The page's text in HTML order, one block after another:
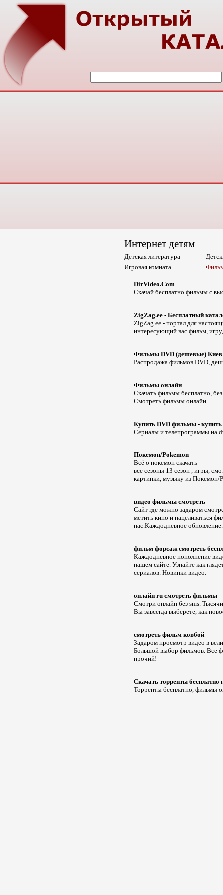
Интернет детям
Детская литература
Игровая комната
DirVideo.Com
Скачай бесплатно фильмы с
ZigZag.ee - Бесплатный
ZigZag.ee - портал для
интересующий вас фильм,
Фильмы DVD (дешевые) Киев
Распродажа фильмов DVD,
Фильмы онлайн
Скачать фильмы бесплатно,
Смотреть фильмы онлайн
Купить DVD фильмы - купить
Сериалы и телепрограммы на
Покемон/Pokemon
Всё о покемон cкачать
все сезоны 13 сезон , игры,
картинки, музыку из Покемон/
видео фильмы смотреть
Сайт где можно задаром
метить кино и нацеливаться
нас.Каждодневное обновление.
фильм форсаж смотреть
Каждодневное пополнение
нашем сайте. Узнайте как
сериалов. Новинки видео.
онлайн ru смотреть фильмы
Смотри онлайн без sms.
Вы завсегда выберете, как
смотреть фильм ковбой
Задаром просмотр видео в
Большой выбор фильмов. Все
прочий!
Скачать торренты бесплатно
Торренты бесплатно, фильмы